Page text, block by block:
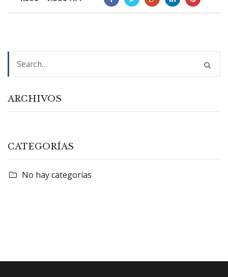
ARCHIVOS
CATEGORÍAS
No hay categorías